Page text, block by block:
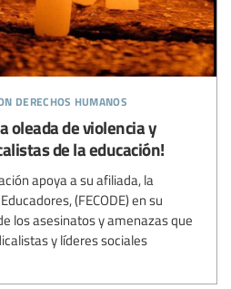
derechos humanos
oleada de violencia y
de la educación!
apoya a su afiliada, la
(FECODE) en su
los asesinatos y amenazas que
y líderes sociales